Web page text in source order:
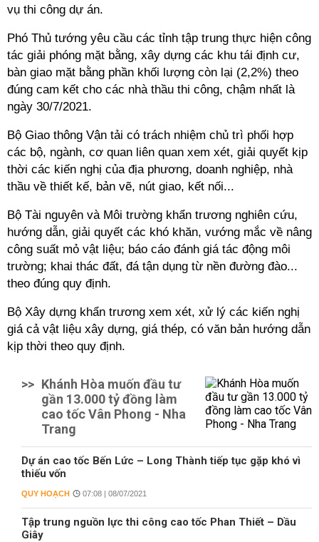
vụ thi công dự án.
Phó Thủ tướng yêu cầu các tỉnh tập trung thực hiện công
tác giải phóng mặt bằng, xây dựng các khu tái định cư,
bàn giao mặt bằng phần khối lượng còn lại (2,2%) theo
đúng cam kết cho các nhà thầu thi công, chậm nhất là
ngày 30/7/2021.
Bộ Giao thông Vận tải có trách nhiệm chủ trì phối hợp
các bộ, ngành, cơ quan liên quan xem xét, giải quyết kịp
thời các kiến nghị của địa phương, doanh nghiệp, nhà
thầu về thiết kế, bản vẽ, nút giao, kết nối...
Bộ Tài nguyên và Môi trường khẩn trương nghiên cứu,
hướng dẫn, giải quyết các khó khăn, vướng mắc về nâng
công suất mỏ vật liệu; báo cáo đánh giá tác động môi
trường; khai thác đất, đá tận dụng từ nền đường đào...
theo đúng quy định.
Bộ Xây dựng khẩn trương xem xét, xử lý các kiến nghị
giá cả vật liệu xây dựng, giá thép, có văn bản hướng dẫn
kịp thời theo quy định.
>> Khánh Hòa muốn đầu tư
gần 13.000 tỷ đồng làm
cao tốc Vân Phong - Nha
Trang
Dự án cao tốc Bến Lức – Long Thành tiếp tục gặp khó vì
thiếu vốn
QUY HOẠCH 07:08 | 08/07/2021
Tập trung nguồn lực thi công cao tốc Phan Thiết – Dầu
Giây